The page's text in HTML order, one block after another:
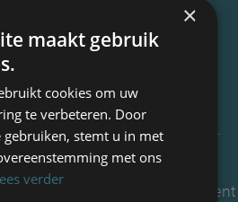
en
Solutions
spécifiques
Devis
Offres
d’emploi
Galerie
Liens rapides
partenaires
de Nassau
Politique de
retour et de
remboursement
×
maakt gebruik
cookies om uw
te verbeteren. Door
gebruiken, stemt u in met
met ons
verder